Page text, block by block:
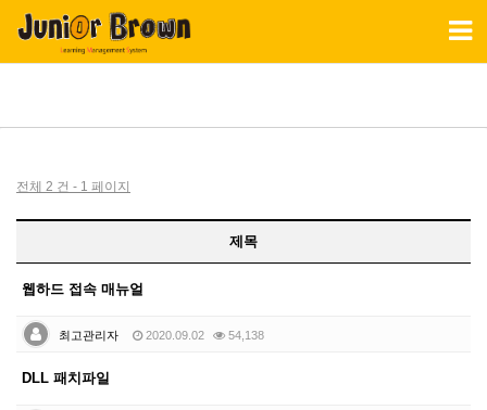
전체 2 건 - 1 페이지
제목
웹하드 접속 매뉴얼
최고관리자 2020.09.02 54,138
DLL 패치파일